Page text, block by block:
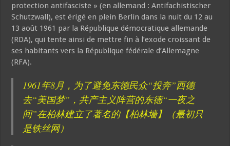
protection antifasciste » (en allemand : Antifachistischer
Schutzwall), est érigé en plein Berlin dans la nuit du 12 au
13 août 1961 par la République démocratique allemande
(RDA), qui tente ainsi de mettre fin à l’exode croissant de
ses habitants vers la République fédérale d’Allemagne
(RFA).
1961年8月，为了避免东德民众“投奔”西德
去“美国梦”，共产主义阵营的东德“一夜之
间”在柏林建立了著名的【柏林墙】（最初只
是铁丝网）